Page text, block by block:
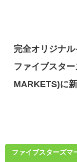
完全オリジナ
ファイブスタ
MARKETS)に
ファイブスターズマ